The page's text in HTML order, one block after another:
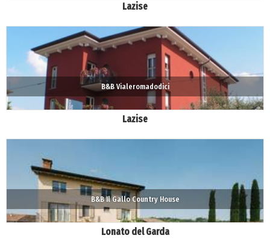
Lazise
B&B Vialeromadodici
Lazise
B&B Il Gallo Country House
Lonato del Garda